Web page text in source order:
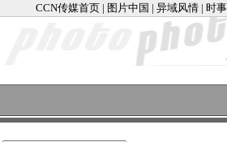
CCN传媒首页 | 图片中国 | 异域风情 | 时